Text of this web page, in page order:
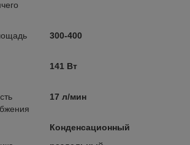
300-400
141 Вт
17 л/мин
Конденсационный